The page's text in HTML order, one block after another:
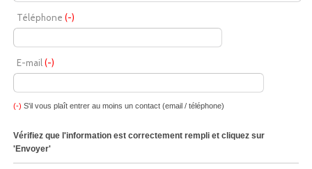
Téléphone (-)
E-mail (-)
(-) S'il vous plaît entrer au moins un contact (email / téléphone)
Vérifiez que l'information est correctement rempli et cliquez sur
'Envoyer'